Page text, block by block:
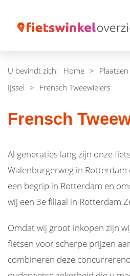
U bevindt zich: Home > Plaatsen
IJssel > Frensch Tweewielers
Frensch
Al generaties lang zijn onze
Walenburgerweg in Rotterdam
een begrip in Rotterdam en
wij een 3e filiaal in Rotterdam
Omdat wij groot inkopen zijn
fietsen voor scherpe prijzen
combineren deze